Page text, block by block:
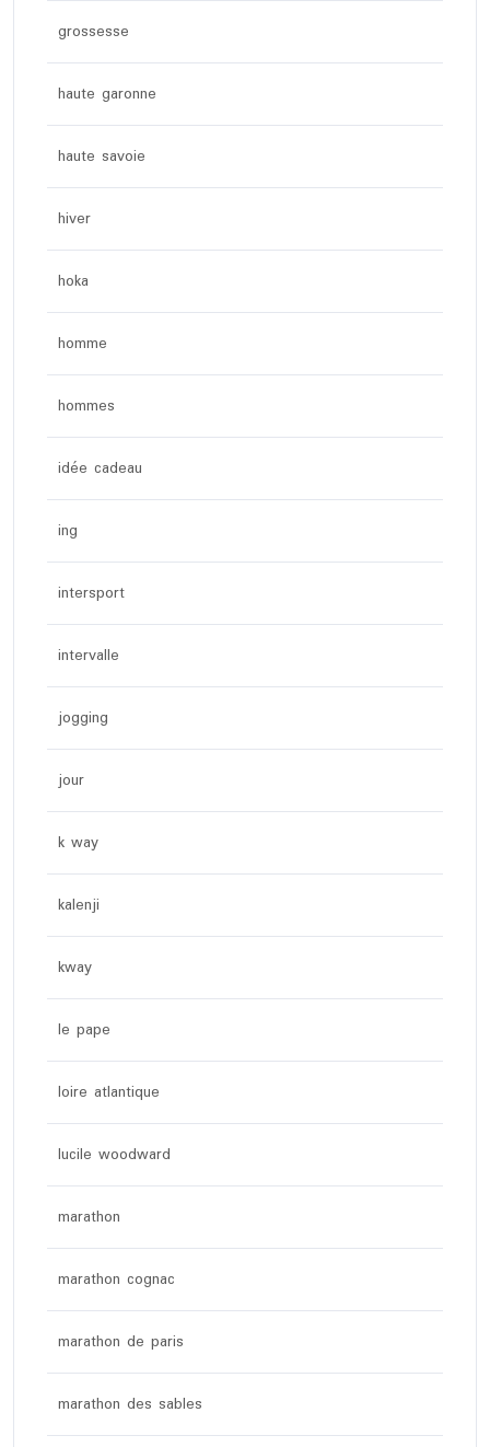
grossesse
haute garonne
haute savoie
hiver
hoka
homme
hommes
idée cadeau
ing
intersport
intervalle
jogging
jour
k way
kalenji
kway
le pape
loire atlantique
lucile woodward
marathon
marathon cognac
marathon de paris
marathon des sables